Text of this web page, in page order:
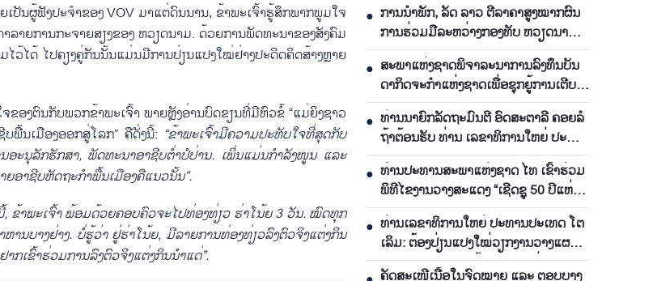
ປັນຜູ້ຟັງປະຈຳຂອງ VOV ມາແຕ່ດົນນານ, ຂ້າພະເຈົ້າຮູ້ສຶກພາກພູມໃຈ
າຍການກະຈາຍສຽງຂອງ ຫວຽດນາມ. ດ້ວຍການພັດທະນາຂອງສັງຄົມ
ວ້ໄດ້ ໄປຄຽງຄູ່ກັນນັ້ນແມ່ນມີການປ່ຽນແປງໃໝ່ຢ່າງປະດິດຄິດສ້າງຫຼາຍ
ອງຕົນກັບພວກຂ້າພະເຈົ້າ ພາຍຫຼັງອ່ານບົດຂຽນທີ່ມີຫົວຂໍ້ “ແມ່ຍິງຊາວ
ພື້ນເມືອງອອກສູ່ໂລກ” ຄືດັ່ງນີ້: “ຂ້າພະເຈົ້າມີຄວາມປະທັບໃຈທີ່ສຸດກັບ
ອະນຸລັກຮັກສາ, ພັດທະນາອາຊີບຕ່ຳປປ່ານ. ເພິ່ນແມ່ນກຳລັງໜູນ ແລະ
ຍອາຊີບຫັດຖະກຳພື້ນເມືອງຄືແນວນັ້ນ”.
, ຂ້າພະເຈົ້າ ພ້ອມດ້ວຍຄອບຄົວຈະໄປທ່ອງທ່ຽວ ຮ່າໂນ້ຍ3ວັນ. ໝົດທຸກ
ຫານບາງຢ່າງ. ບໍ່ຮູ້ວ່າ ຢູ່ຮ່າໂນ້ຍ, ມີລາຍການທ່ອງທ່ຽວລົງຕົວຈິງແຕ່ງກິນ
ຢາກເຂົ້າຮ່ວມການລົງຕົວຈິງແຕ່ງກິນນຳແດ່”.
● ການ​ນຳ​ພັກ, ລັດ ລາວ ຕີ​ລາ​ຄາ​ສູງ​ໝາກ​ຜົນ​
ການ​ຮ່ວມ​ມື​ລະ​ຫວ່າງກອງ​ທັບ ຫວຽດ​ນາມ-
ລາວ
● ສະ​ພາ​ແຫ່ງ​ຊາດ​ພິ​ຈາ​ລະ​ນາ​​ການລົງ​ທຶນ​ບັນ​
ດາ​ກິດ​ຈະ​ກຳ​ແຫ່ງ​ຊາດ​ເພື່ອ​ຊຸກ​ຍູ້​ການ​ເຕີບ​
ໂຕ
● ທ່ານ​ນາ​ຍົກ​ລັດ​ຖະ​ມົນ​ຕີ ອົດ​ສະ​ຕາ​ລີ ​ຄອຍລໍ​
ຖ້າ​ຕ້ອນ​ຮັບ ທ່ານ ເລ​ຂາ​ທິ​ການ​ໃຫຍ່ ປະ​
ທານ​ປະ​ເທດ ໂຕ​ເລິມ
● ທ່ານ​ປະ​ທານ​ສະ​ພາ​ແຫ່ງ​ຊາດ ໄທ ເຂົ້າ​ຮ່ວມ​
ພິ​ທີ​ໄຂ​ງານ​ວາງ​ສະ​ແດງ “ເຊີດ​ຊູ 50 ປີ​ແຫ່ງ​
ການ​ພົວ​ພັນ​ທາງ​ການ​ທູດ ຫວຽດ​ນາມ-ໄທ”
● ທ່ານເລ​ຂາ​ທິ​ການ​ໃຫຍ່ ປະ​ທານ​ປະ​ເທດ ໂຕ​
ເລິມ: ຕ້ອງ​ປ່ຽນ​ແປງ​ໃໝ່​ວຽກ​ງານ​ວາງ​ແຜນ​
ຜັງ ແລະ ​ພັດ​ທະ​ນາ​ພື້ນ​ຖານ​ໂຄງ​ລ່າງ
ຄັດສະເໜີເນື້ອໃນຈົດໝາຍ ແລະ ຕອບບາງ